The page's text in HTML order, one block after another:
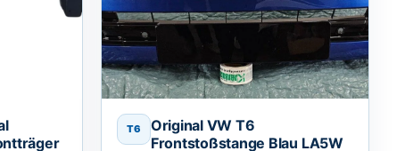
T6
Original VW T6
Frontstoßstange Blau LA5W